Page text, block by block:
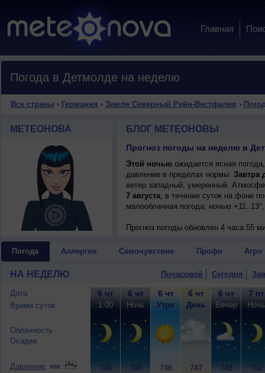
Главная
Погода в Детмолде на неделю
Все страны › Германия › Земля Северный Рейн-Вестфалия ›
МЕТЕОНОВА БЛОГ МЕТЕОНОВЫ
Этой ночьюожидается ясная
давление в пределах нормы. Завтра
ветер западный, умеренный.
7 августа, в течение суток на фоне
малооблачная погода; ночью
Прогноз погоды обновлен 4 часа 55
Погода Аллергия Самочувствие Профи Агро
НА НЕДЕЛЮ Почасовой Сегодня
Дата
Время суток
Облачность
Осадки
Давление, мм.
6 чт
1:00
746
6 чт
Ночь
746
6 чт
Утро
746
6 чт
День
747
6 чт
Вечер
748
7 пт
Ночь
750